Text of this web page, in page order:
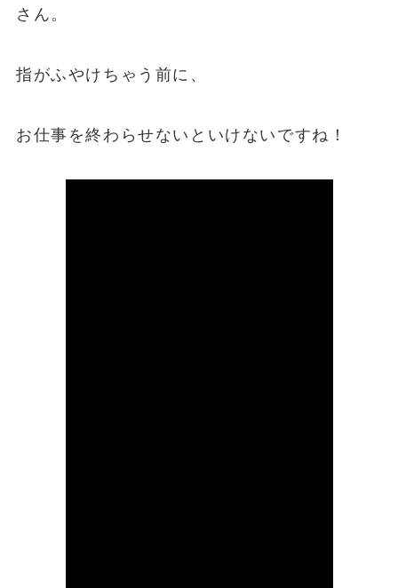
さん。
指がふやけちゃう前に、
お仕事を終わらせないといけないですね！